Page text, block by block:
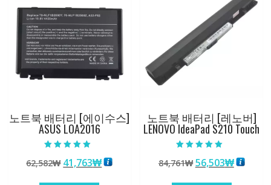
노트북 배터리 [에이수스]
ASUS LOA2016
5.00
로 평가됨
62,582₩ 원
41,763₩현
노트북 배터리 [레노버]
LENOVO IdeaPad S210 Touch
5.00
로 평가됨
84,761₩ 원
56,503₩현